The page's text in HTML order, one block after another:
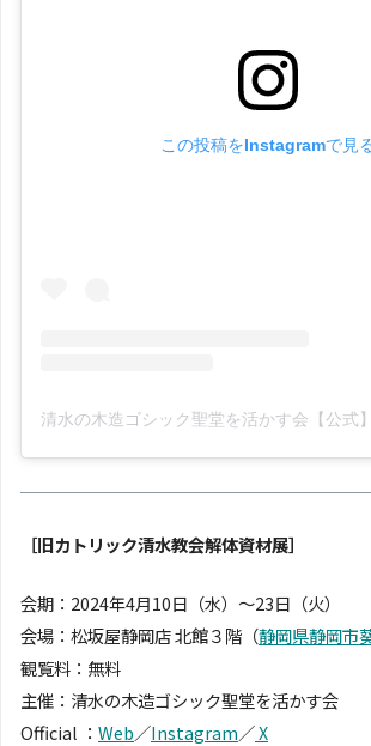
この投稿をInstagramで見
［旧カトリック清水教会解体資材展］
会期：2024年4月10日（水）〜23日（火）
会場：松坂屋静岡店 北館３階（静岡県静岡市
観覧料：無料
主催：清水の木造ゴシック聖堂を活かす会
Official ： Web／Instagram／X